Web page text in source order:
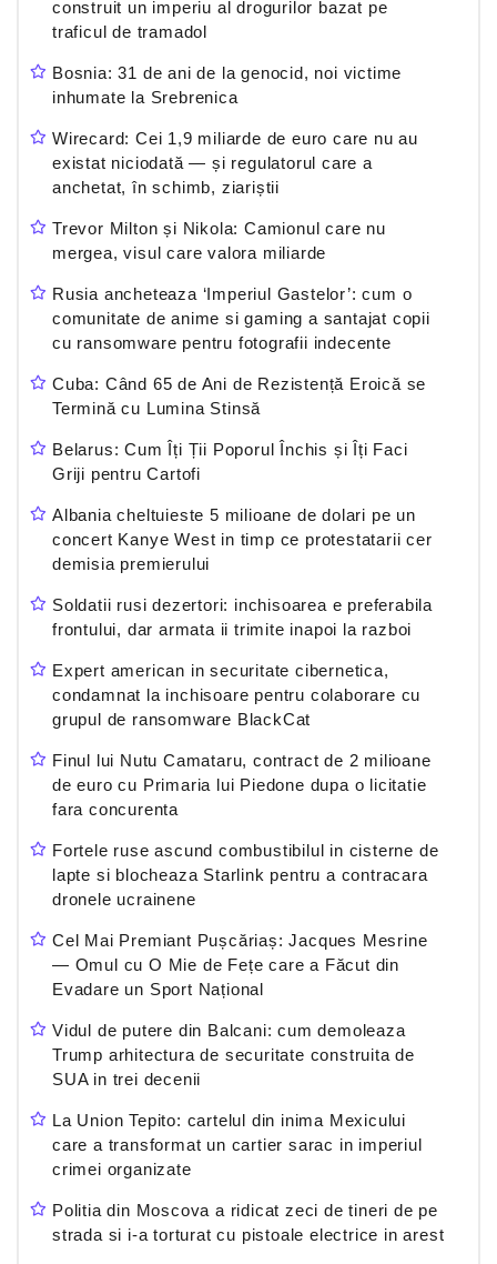
construit un imperiu al drogurilor bazat pe
traficul de tramadol
Bosnia: 31 de ani de la genocid, noi victime
inhumate la Srebrenica
Wirecard: Cei 1,9 miliarde de euro care nu au
existat niciodată — și regulatorul care a
anchetat, în schimb, ziariștii
Trevor Milton și Nikola: Camionul care nu
mergea, visul care valora miliarde
Rusia ancheteaza ‘Imperiul Gastelor’: cum o
comunitate de anime si gaming a santajat copii
cu ransomware pentru fotografii indecente
Cuba: Când 65 de Ani de Rezistență Eroică se
Termină cu Lumina Stinsă
Belarus: Cum Îți Ții Poporul Închis și Îți Faci
Griji pentru Cartofi
Albania cheltuieste 5 milioane de dolari pe un
concert Kanye West in timp ce protestatarii cer
demisia premierului
Soldatii rusi dezertori: inchisoarea e preferabila
frontului, dar armata ii trimite inapoi la razboi
Expert american in securitate cibernetica,
condamnat la inchisoare pentru colaborare cu
grupul de ransomware BlackCat
Finul lui Nutu Camataru, contract de 2 milioane
de euro cu Primaria lui Piedone dupa o licitatie
fara concurenta
Fortele ruse ascund combustibilul in cisterne de
lapte si blocheaza Starlink pentru a contracara
dronele ucrainene
Cel Mai Premiant Pușcăriaș: Jacques Mesrine
— Omul cu O Mie de Fețe care a Făcut din
Evadare un Sport Național
Vidul de putere din Balcani: cum demoleaza
Trump arhitectura de securitate construita de
SUA in trei decenii
La Union Tepito: cartelul din inima Mexicului
care a transformat un cartier sarac in imperiul
crimei organizate
Politia din Moscova a ridicat zeci de tineri de pe
strada si i-a torturat cu pistoale electrice in arest